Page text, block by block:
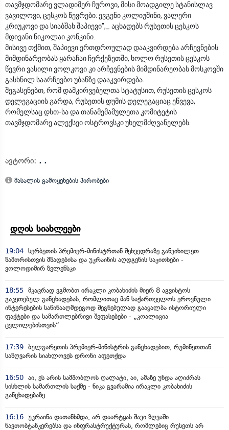
თავმჯდომარე ვლადიმერ ჩუროვი, მისი მოადგილე სტანისლავ
ვავილოვი, ცესკოს წევრები: ევგენი კოლიუშინი, ვალერი
კრიუკოვი და სიაბშახ შაპიევი",_ აცხადებს რუსეთის ცესკოს
მდივანი ნიკოლაი კონკინი.
მისივე თქმით, შაპიევი ერთდროულად დააკვირდება არჩევნების
მიმდინარეობას ყარაჩაი ჩერქეზეთში, ხოლო რუსეთის ცესკოს
წევრი ვასილი ვოლკოვი კი არჩევნების მიმდინარეობას მოსკოვში
გასხნილ საარჩევბო უბანზე დააკვირდება.
შეგასენებთ, რომ დამკირვებელთა სტატუსით, რუსეთის ცესკოს
დელეგაციის გარდა, რუსეთის დუმის დელეგაციაც ეწვევა,
რომელსაც დსთ-სა და თანამემამულეთა კომიტეტის
თავმჯდომარე ალექსეი ოსტროვსკი უხელმძღვანელებს.
ავტორი: . .
მასალის გამოყენების პირობები
დღის სიახლეები
19:04 სერბეთის პრემიერ-მინისტრთან შეხვედრაზე განვიხილეთ
ზამთრისთვის მზადებისა და უკრაინის აღდგენის საკითხები -
ვოლოდიმირ ზელენსკი
18:55 მკაცრად ვგმობთ ირაკლი კობახიძის მიერ 8 აგვისტოს
გაკეთებულ განცხადებას, რომლითაც მან საქართველოს ეროვნული
ინტერესების საწინააღმდეგოდ შეგნებულად გააყალბა ისტორიული
ფაქტები და სამართლებრივი შეფასებები - „კოალიცია
ცვლილებისთვის“
17:39 ბულგარეთის პრემიერ-მინისტრის განცხადებით, რუმინეთთან
საზღვარის სიახლოვეს დრონი აფეთქდა
16:50 აი, ეს არის სამშობლოს ღალატი, აი, ამაზე უნდა აღიძრას
სისხლის სამართლის საქმე - ნიკა გვარამია ირაკლი კობახიძის
განცხადებაზე
16:16 უკრაინა დათანხმდა, არ დაარტყას შავი ზღვაში
ნავთობტანკერებსა და ინფრასტრუქტურას, რომლებიც რუსეთს არ